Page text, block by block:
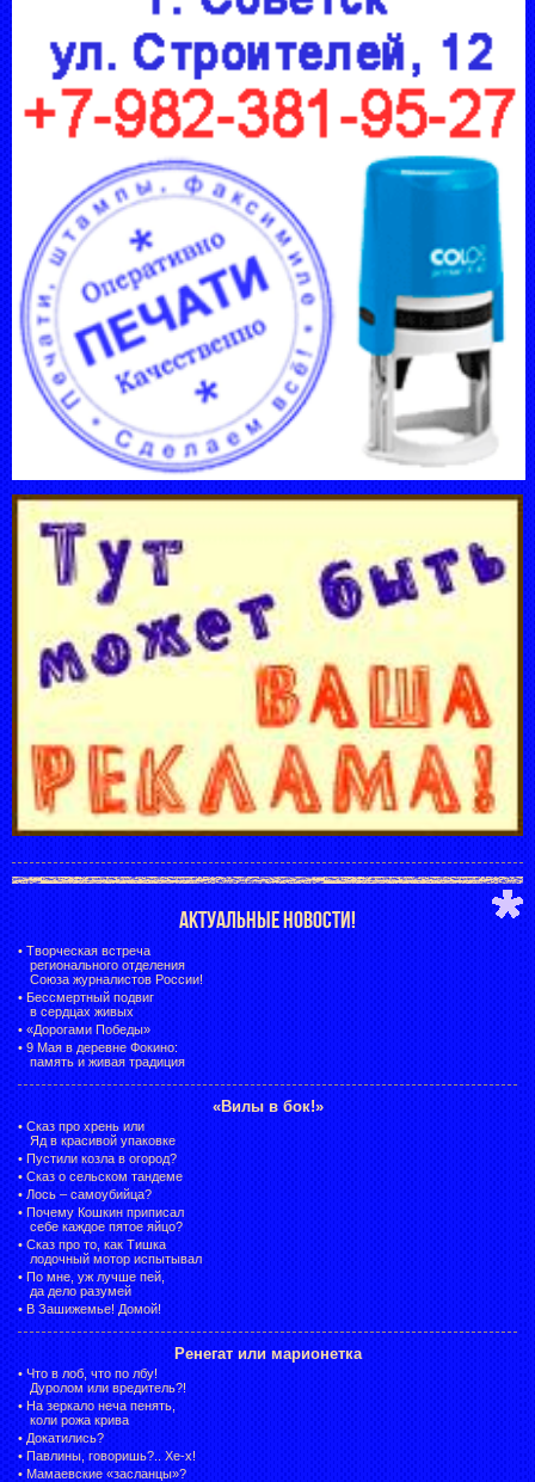
АКТУАЛЬНЫЕ НОВОСТИ!
• Творческая встреча
регионального отделения
Союза журналистов России!
• Бессмертный подвиг
в сердцах живых
• «Дорогами Победы»
• 9 Мая в деревне Фокино:
память и живая традиция
«Вилы в бок!»
• Сказ про хрень или
Яд в красивой упаковке
• Пустили козла в огород?
• Сказ о сельском тандеме
• Лось – самоубийца?
• Почему Кошкин приписал
себе каждое пятое яйцо?
• Сказ про то, как Тишка
лодочный мотор испытывал
• По мне, уж лучше пей,
да дело разумей
• В Зашижемье! Домой!
Ренегат или марионетка
• Что в лоб, что по лбу!
Дуролом или вредитель?!
• На зеркало неча пенять,
коли рожа крива
• Докатились?
• Павлины, говоришь?.. Хе-х!
• Мамаевские «засланцы»?